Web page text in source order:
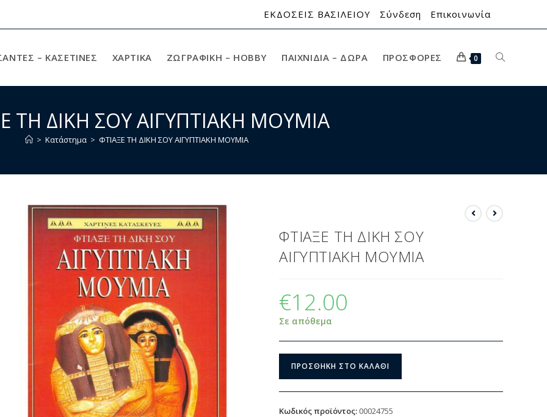
ΕΚΔΟΣΕΙΣ ΒΑΣΙΛΕΙΟΥ Σύνδεση Επικοινωνία
– ΚΑΣΕΤΙΝΕΣ ΧΑΡΤΙΚΆ ΖΩΓΡΑΦΙΚΉ – HOBBY ΠΑΙΧΝΊΔΙΑ – ΔΏΡΑ ΠΡΟΣΦΟΡΈΣ 0
ΤΗ ΔΙΚΗ ΣΟΥ ΑΙΓΥΠΤΙΑΚΗ ΜΟΥΜΙΑ
> Κατάστημα > ΦΤΙΑΞΕ ΤΗ ΔΙΚΗ ΣΟΥ ΑΙΓΥΠΤΙΑΚΗ ΜΟΥΜΙΑ
ΦΤΙΑΞΕ ΤΗ ΔΙΚΗ ΣΟΥ
ΑΙΓΥΠΤΙΑΚΗ ΜΟΥΜΙΑ
€12.00
Σε απόθεμα
ΠΡΟΣΘΉΚΗ ΣΤΟ ΚΑΛΆΘΙ
Κωδικός προϊόντος: 00024755